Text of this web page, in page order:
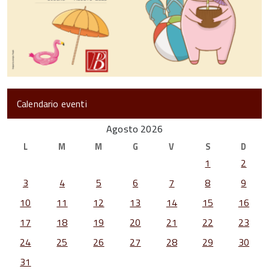
Calendario eventi
Agosto 2026
L M M G V S D
1
2
3
4 5 6 7 8
9
10
11 12 13 14 15
16
17
18 19 20 21 22
23
24
25 26 27 28 29
30
31